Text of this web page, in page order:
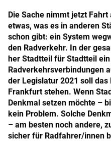
Die Sache nimmt jetzt
etwas, was es in anderen
schon gibt: ein System
den Radverkehr. In der
her Stadtteil für Stadtteil
Radverkehrsverbindungen
der Legislatur 2021 soll
Frankfurt stehen. Wenn
Denkmal setzen möchte –
kein Problem. Solche
– am besten noch andere,
sicher für Radfahrer/innen